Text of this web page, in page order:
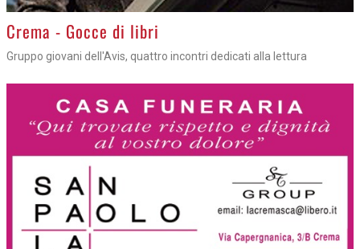
Crema - Gocce di libri
Gruppo giovani dell'Avis, quattro incontri dedicati alla lettura